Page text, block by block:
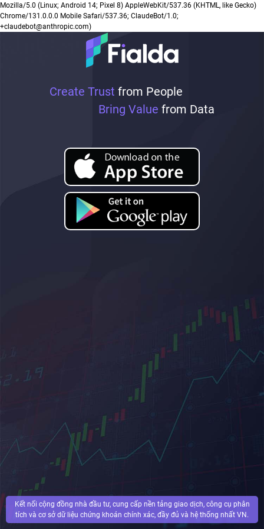
Create Trust from People
Bring Value from Data
Kết nối cộng đồng nhà đầu tư, cung cấp nền tảng giao dịch, công cụ phân
tích và cơ sở dữ liệu chứng khoán chính xác, đầy đủ và hệ thống nhất VN.
Mozilla/5.0 (Linux; Android 14; Pixel 8) AppleWebKit/537.36 (KHTML, like Gecko)
Chrome/131.0.0.0 Mobile Safari/537.36; ClaudeBot/1.0;
+claudebot@anthropic.com)